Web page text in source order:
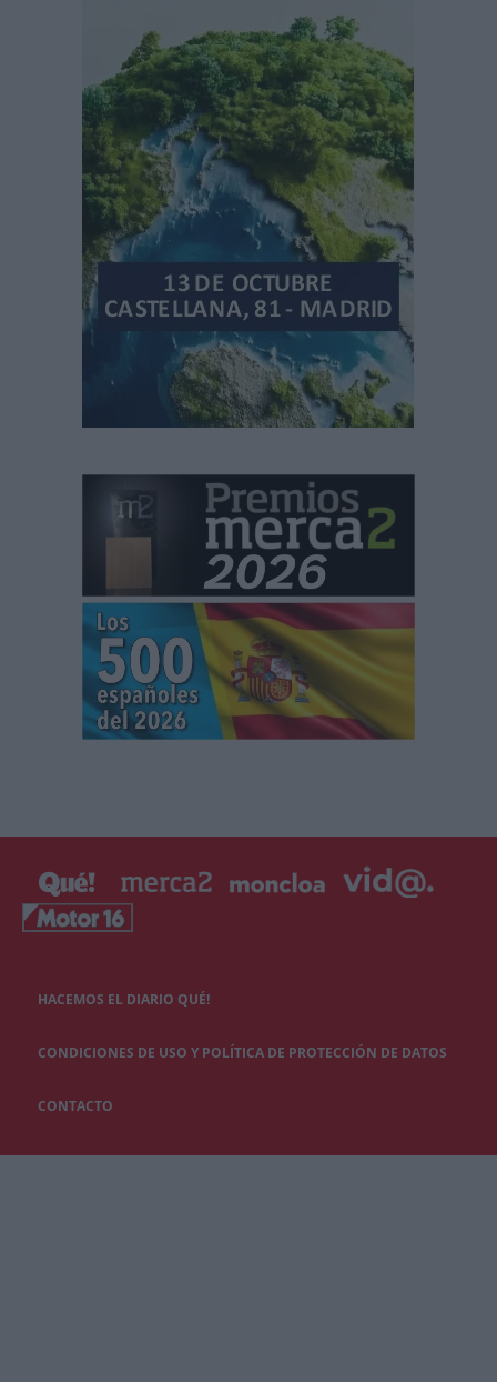
HACEMOS EL DIARIO QUÉ!
CONDICIONES DE USO Y POLÍTICA DE PROTECCIÓN DE DATOS
CONTACTO